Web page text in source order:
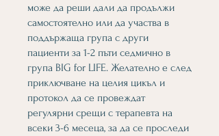
може да реши дали да продължи
самостоятелно или да участва в
поддържаща група с други
пациенти за 1-2 пъти седмично в
група BIG for LIFE. Желателно е след
приключване на целия цикъл и
протокол да се провеждат
регулярни срещи с терапевта на
всеки 3-6 месеца, за да се проследи